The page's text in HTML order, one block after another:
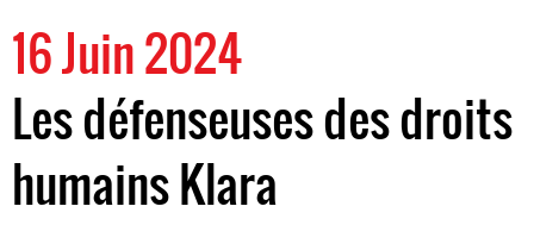
16 Juin 2024
Les défenseuses des droits
humains Klara